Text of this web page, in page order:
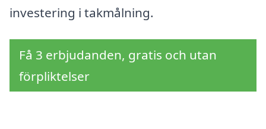
investering i takmålning.
Få 3 erbjudanden, gratis och utan
förpliktelser